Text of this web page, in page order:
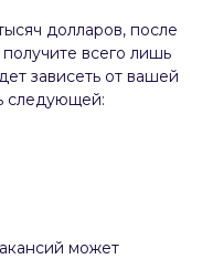
долларов, после
всего лишь
зависеть от вашей
следующей:
может